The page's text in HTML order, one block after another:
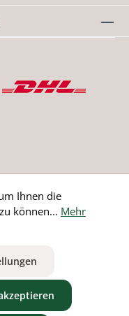
Länder
Ihnen die
können... Mehr